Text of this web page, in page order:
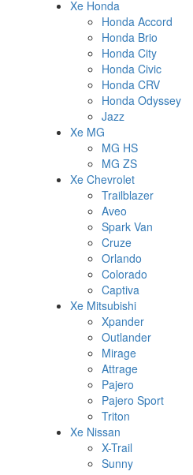
Xe Honda
Honda Accord
Honda Brio
Honda City
Honda Civic
Honda CRV
Honda Odyssey
Jazz
Xe MG
MG HS
MG ZS
Xe Chevrolet
Trailblazer
Aveo
Spark Van
Cruze
Orlando
Colorado
Captiva
Xe Mitsubishi
Xpander
Outlander
Mirage
Attrage
Pajero
Pajero Sport
Triton
Xe Nissan
X-Trail
Sunny